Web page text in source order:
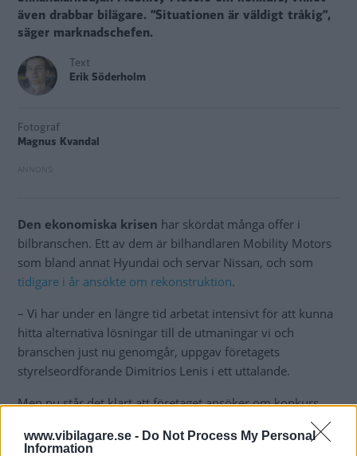
www.vibilagare.se - Do Not Process My Personal
Information
även drabbar bilägare. ”Situationen är väldigt tråkig”,
säger marknadschefen.
Text
Erik Söderholm
Fotograf
Magnus Kvandal
Den ekonomiska krisen har skördat många offer i
bilbranschen. Ett av dem är bilhandlaren Mobility Motors
som bland annat Hyundai och servar Nissan, och som
tidigare i år ansökte om rekonstruktion.
– Vi har under en längre tid arbetat intensivt för att kunna
hitta alternativa lösningar till de utmaningar vi och
branschen just nu genomgår, uppgav företagets
styrelseordförande Dimitrios Lenis i ett uttalande.
Men nu står det klart att företaget ansöker om konkurs.
De anställda på anläggningarna i Stockholm och Skåne
sägs upp, men i Norrtälje drivs verksamheten vidare. Den